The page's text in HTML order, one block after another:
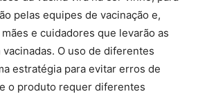
pelas equipes de vacinação e,
e cuidadores que levarão as
O uso de diferentes
estratégia para evitar erros de
o produto requer diferentes